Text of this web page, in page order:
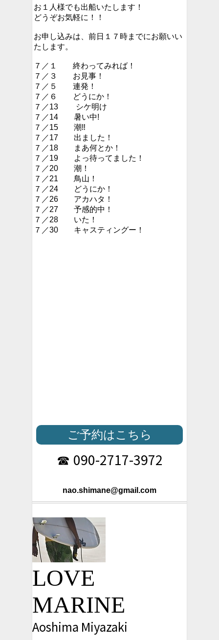
お１人様でも出船いたします！
どうぞお気軽に！！
お申し込みは、前日１７時までにお願いい
たします。
７／１ 終わってみれば！
７／３ お見事！
７／５ 連発！
７／６ どうにか！
７／13 シケ明け
７／14 暑い中!
７／15 潮‼︎
７／17 出ました！
７／18 まあ何とか！
７／19 よっ待ってました！
７／20 潮！
７／21 鳥山！
７／24 どうにか！
７／26 アカハタ！
７／27 予感的中！
７／28 いた！
７／30 キャスティングー！
ご予約はこちら
☎ 090-2717-3972
nao.shimane@gmail.com
LOVE
MARINE
Aoshima Miyazaki